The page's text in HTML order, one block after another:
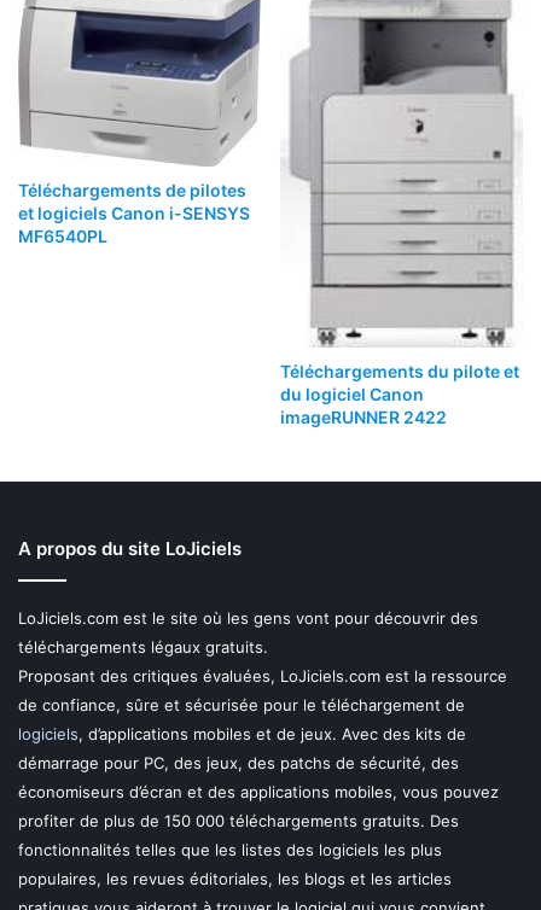
Téléchargements de pilotes
et logiciels Canon i-SENSYS
MF6540PL
Téléchargements du pilote et
du logiciel Canon
imageRUNNER 2422
A propos du site LoJiciels
LoJiciels.com est le site où les gens vont pour découvrir des
téléchargements légaux gratuits.
Proposant des critiques évaluées, LoJiciels.com est la ressource
de confiance, sûre et sécurisée pour le téléchargement de
logiciels, d’applications mobiles et de jeux. Avec des kits de
démarrage pour PC, des jeux, des patchs de sécurité, des
économiseurs d’écran et des applications mobiles, vous pouvez
profiter de plus de 150 000 téléchargements gratuits. Des
fonctionnalités telles que les listes des logiciels les plus
populaires, les revues éditoriales, les blogs et les articles